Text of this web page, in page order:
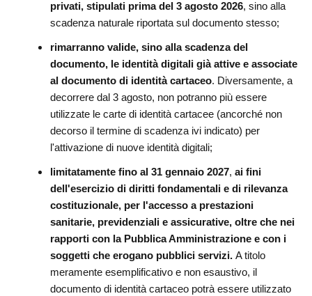
privati, stipulati prima del 3 agosto 2026, sino alla
scadenza naturale riportata sul documento stesso;
rimarranno valide, sino alla scadenza del
documento, le identità digitali già attive e associate
al documento di identità cartaceo. Diversamente, a
decorrere dal 3 agosto, non potranno più essere
utilizzate le carte di identità cartacee (ancorché non
decorso il termine di scadenza ivi indicato) per
l'attivazione di nuove identità digitali;
limitatamente fino al 31 gennaio 2027, ai fini
dell'esercizio di diritti fondamentali e di rilevanza
costituzionale, per l'accesso a prestazioni
sanitarie, previdenziali e assicurative, oltre che nei
rapporti con la Pubblica Amministrazione e con i
soggetti che erogano pubblici servizi. A titolo
meramente esemplificativo e non esaustivo, il
documento di identità cartaceo potrà essere utilizzato